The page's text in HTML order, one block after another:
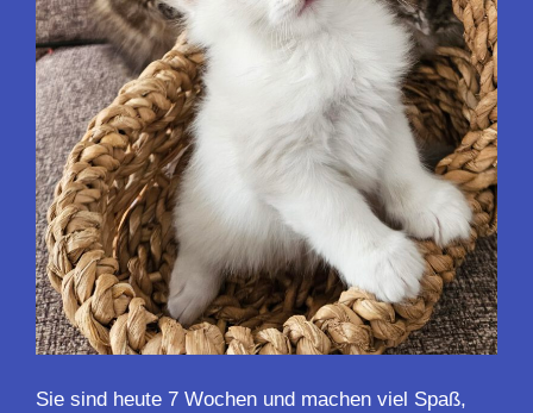
Sie sind heute 7 Wochen und machen viel Spaß,